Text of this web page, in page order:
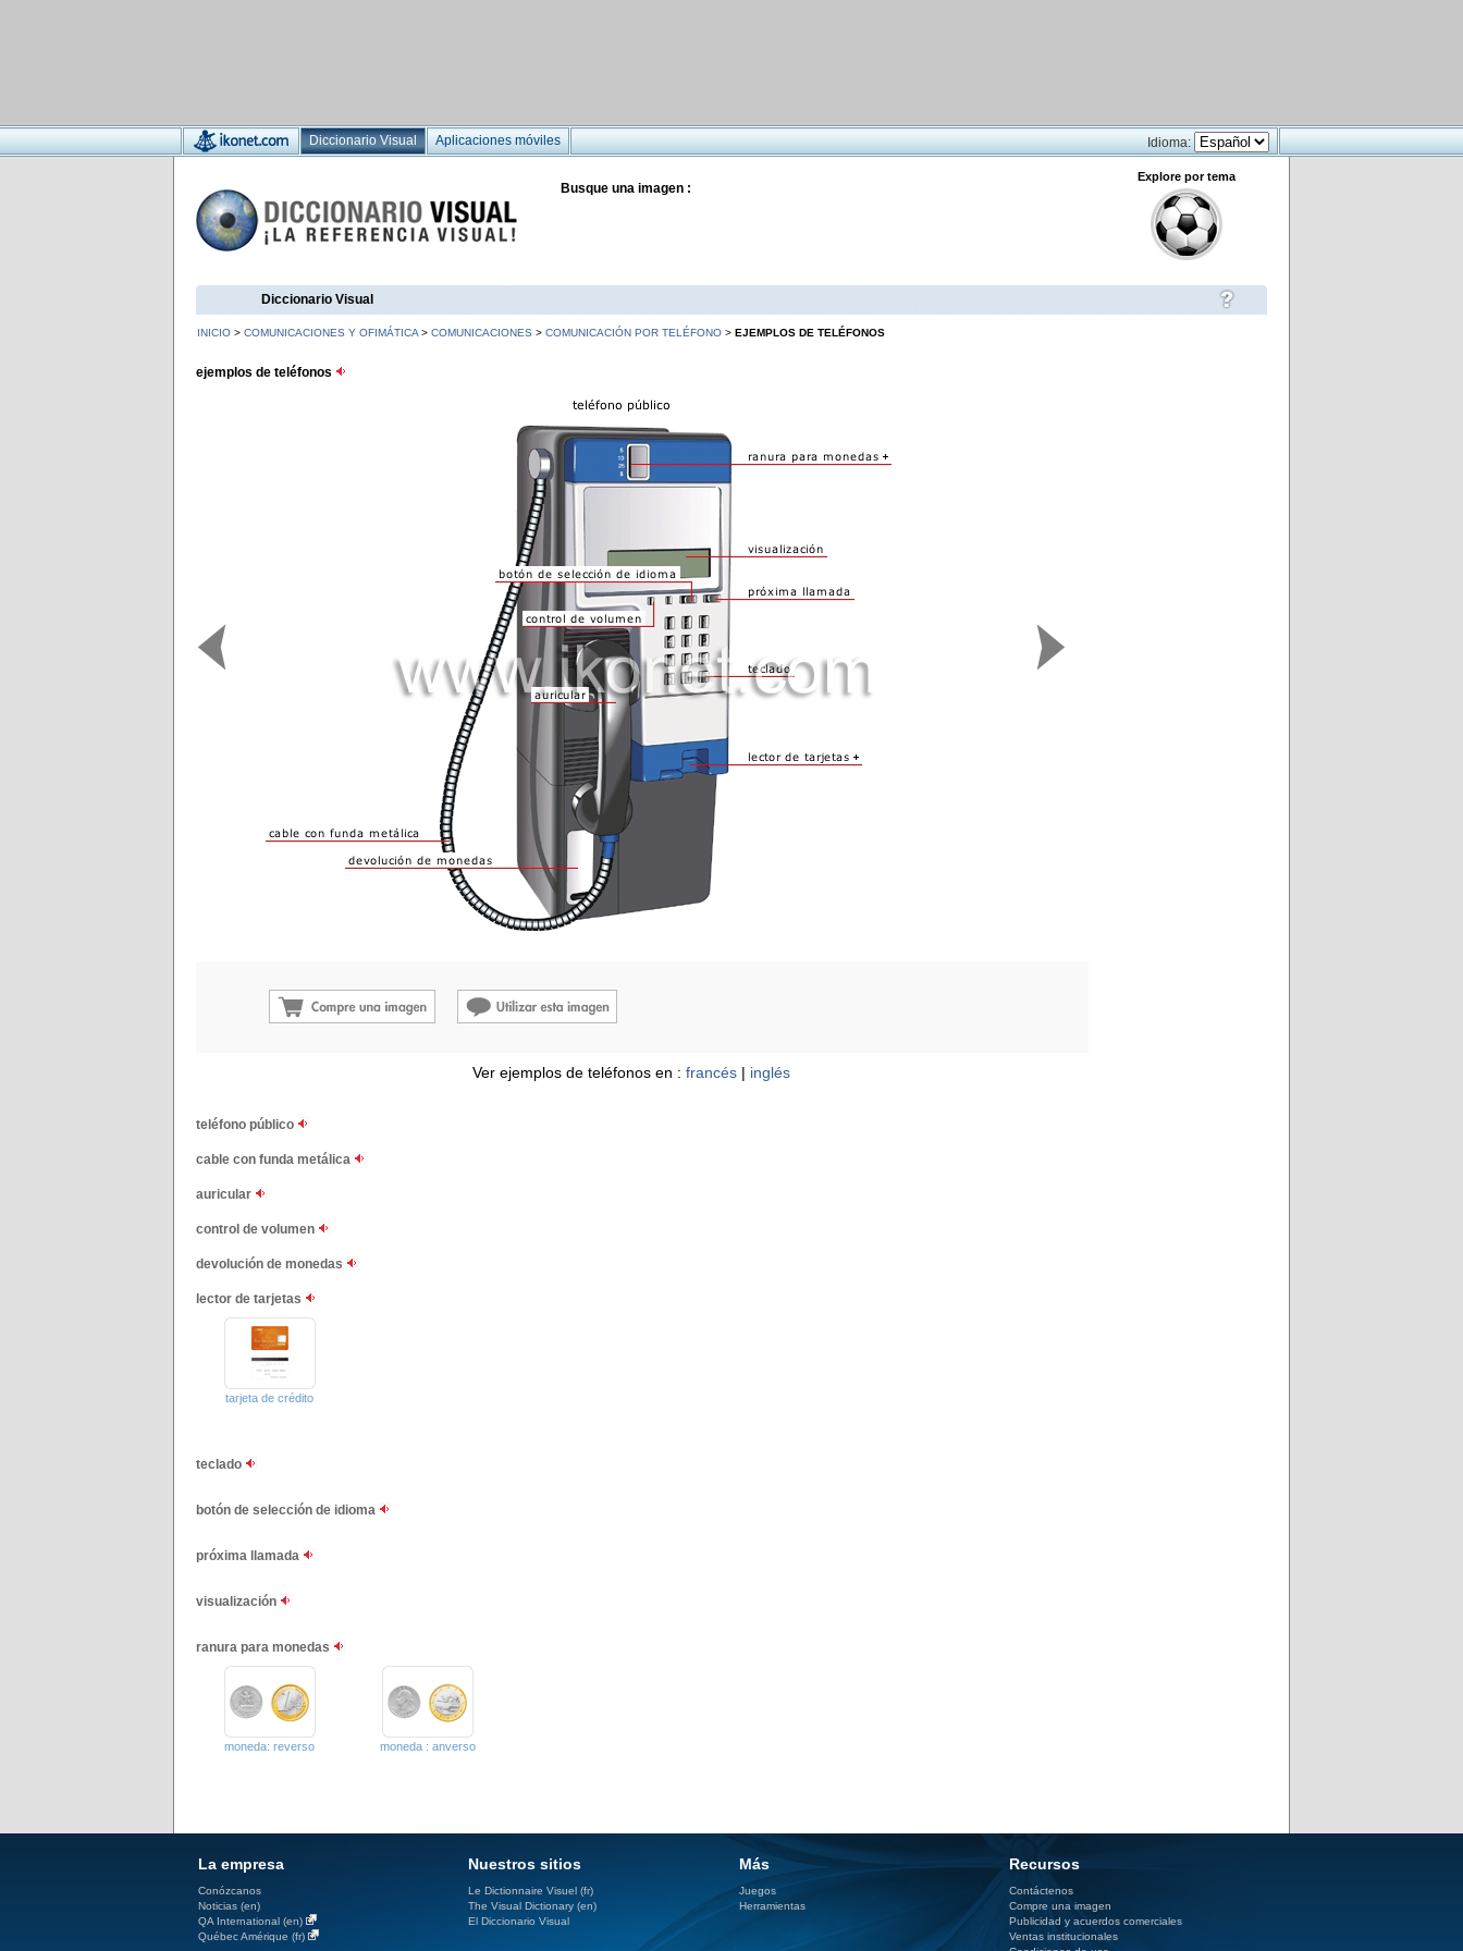
Diccionario Visual Aplicaciones móviles Idioma:
Busque una imagen :
Explore por tema
Diccionario Visual
INICIO > COMUNICACIONES Y OFIMÁTICA > COMUNICACIONES > COMUNICACIÓN POR TELÉFONO > EJEMPLOS DE TELÉFONOS
ejemplos de teléfonos
Ver ejemplos de teléfonos en : francés | inglés
teléfono público
cable con funda metálica
auricular
control de volumen
devolución de monedas
lector de tarjetas
tarjeta de crédito
teclado
botón de selección de idioma
próxima llamada
visualización
ranura para monedas
moneda: reverso moneda : anverso
La empresa
Conózcanos
Noticias (en)
QA International (en)
Québec Amérique (fr)
Nuestros sitios
Le Dictionnaire Visuel (fr)
The Visual Dictionary (en)
El Diccionario Visual
Más
Juegos
Herramientas
Recursos
Contáctenos
Compre una imagen
Publicidad y acuerdos comerciales
Ventas institucionales